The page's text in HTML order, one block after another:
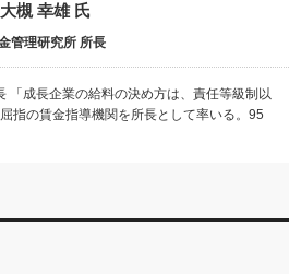
大槻 幸雄 氏
管理研究所 所長
「成長企業の給料の決め方は、責任等級制以
指の賃金指導機関を所長として率いる。95